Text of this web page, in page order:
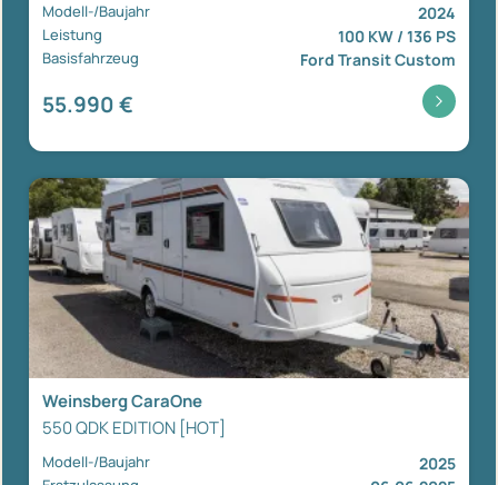
Modell-/Baujahr 2024
Leistung 100 KW / 136 PS
Basisfahrzeug Ford Transit Custom
55.990 €
Weinsberg CaraOne
550 QDK EDITION [HOT]
Modell-/Baujahr 2025